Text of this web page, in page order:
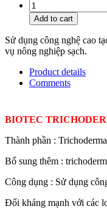
Add to cart
Sử dụng công nghệ cao
vụ nông nghiệp sạch.
Product details
Comments
BIOTEC
Thành phần :
Bổ sung thêm :
Công dụng : Sử dụng
Đối kháng mạnh với các